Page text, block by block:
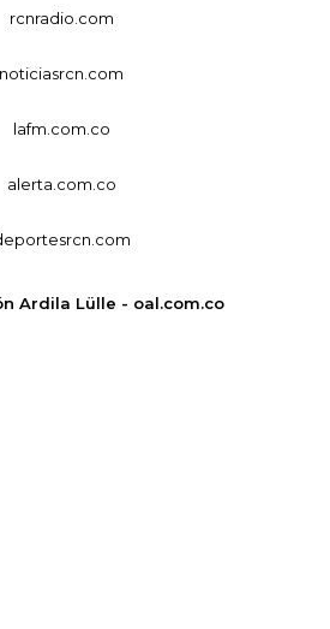
rcnradio.com
noticiasrcn.com
lafm.com.co
alerta.com.co
Ardila Lülle - oal.com.co